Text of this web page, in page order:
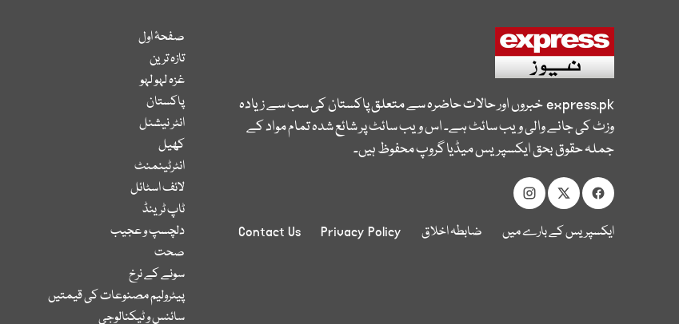
express.pkخبروں اور حالات حاضرہ سے متعلق پاکستان کی سب سے زیادہ
وزٹ کی جانے والی ویب سائٹ ہے۔ اس ویب سائٹ پر شائع شدہ تمام مواد کے
جملہ حقوق بحق ایکسپریس میڈیا گروپ محفوظ ہیں۔
ایکسپریس کے بارے میں ضابطہ اخلاق Privacy Policy
Contact Us
صفحۂ اول
تازہ ترین
غزہ لہو لہو
پاکستان
انٹر نیشنل
کھیل
انٹرٹینمنٹ
لائف اسٹائل
ٹاپ ٹرینڈ
دلچسپ و عجیب
صحت
سونے کے نرخ
پیٹرولیم مصنوعات کی قیمتیں
سائنس و ٹیکنالوجی